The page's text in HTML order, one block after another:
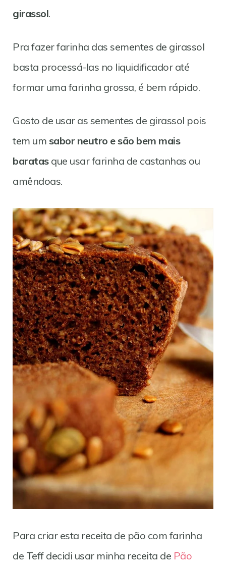
girassol.
Pra fazer farinha das sementes de girassol
basta processá-las no liquidificador até
formar uma farinha grossa, é bem rápido.
Gosto de usar as sementes de girassol pois
tem um sabor neutro e são bem mais
baratasque usar farinha de castanhas ou
amêndoas.
Para criar esta receita de pão com farinha
de Teff decidi usar minha receita de Pão